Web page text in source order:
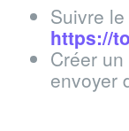
Suivre
https://
Créer
envoyer